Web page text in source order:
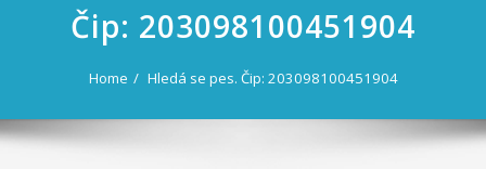
Čip: 203098100451904
Home Hledá se pes. Čip: 203098100451904